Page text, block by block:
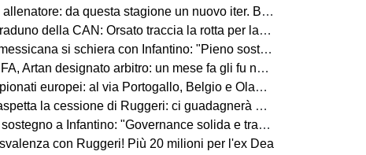
da questa stagione un nuovo iter. Beretta: “Un percorso più organico”
della CAN: Orsato traccia la rotta per la nuova stagione
si schiera con Infantino: "Pieno sostegno alla sua leadership"
designato arbitro: un mese fa gli fu negato l'ingresso negli Stati Uniti
europei: al via Portogallo, Belgio e Olanda
la cessione di Ruggeri: ci guadagnerà qualcosa
a Infantino: "Governance solida e trasparente"
con Ruggeri! Più 20 milioni per l'ex Dea